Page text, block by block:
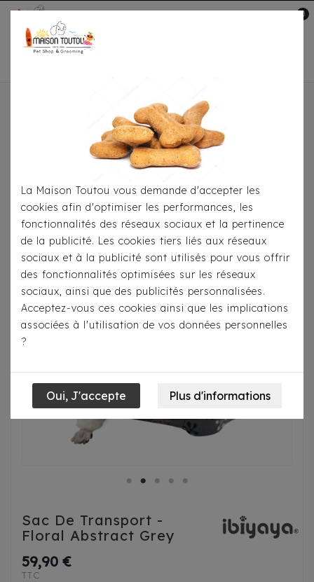
0
Pour Le Transport
Sac De Transport - Floral Abstract
Grey
Sac De Transport -
Floral Abstract Grey
59,90 €
TTC
La Maison Toutou vous demande d'accepter les
cookies afin d'optimiser les performances, les
fonctionnalités des réseaux sociaux et la pertinence
de la publicité. Les cookies tiers liés aux réseaux
sociaux et à la publicité sont utilisés pour vous offrir
des fonctionnalités optimisées sur les réseaux
sociaux, ainsi que des publicités personnalisées.
Acceptez-vous ces cookies ainsi que les implications
associées à l'utilisation de vos données personnelles
?